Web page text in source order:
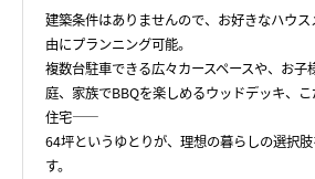
建築条件はありませんので、お好きなハウ
由にプランニング可能。
複数台駐車できる広々カースペースや、お子
庭、家族でBBQを楽しめるウッドデッキ、
住宅――
64坪というゆとりが、理想の暮らしの選択
す。